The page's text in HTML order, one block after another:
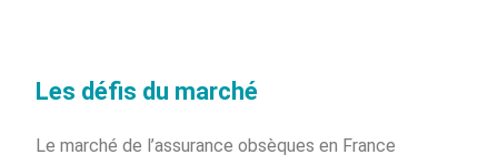
Les défis du marché
Le marché de l’assurance obsèques en France